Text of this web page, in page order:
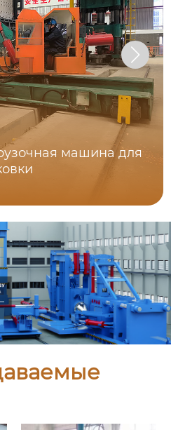
машина для